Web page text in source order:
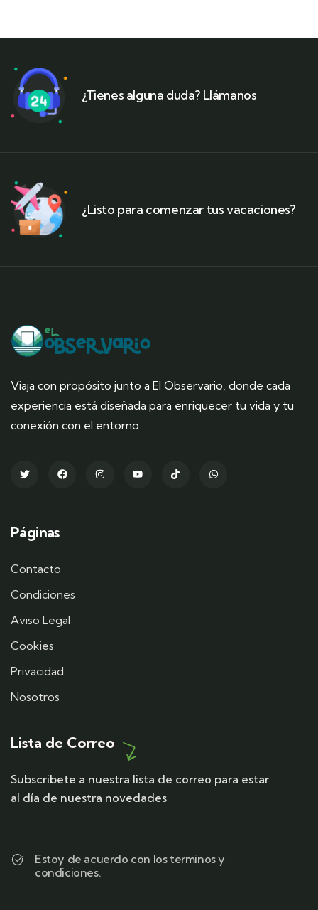
¿Tienes alguna duda? Llámanos
¿Listo para comenzar tus vacaciones?
Viaja con propósito junto a El Observario, donde cada
experiencia está diseñada para enriquecer tu vida y tu
conexión con el entorno.
Páginas
Contacto
Condiciones
Aviso Legal
Cookies
Privacidad
Nosotros
Lista de Correo
Subscribete a nuestra lista de correo para estar
al día de nuestra novedades
Estoy de acuerdo con los terminos y
condiciones.